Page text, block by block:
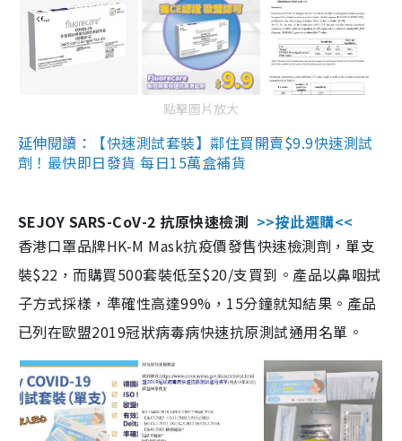
點擊圖片放大
延伸閱讀：【快速測試套裝】鄰住買開賣$9.9快速測試
劑！最快即日發貨 每日15萬盒補貨
SEJOY SARS-CoV-2 抗原快速檢測 >>按此選購<<
香港口罩品牌HK-M Mask抗疫價發售快速檢測劑，單支
裝$22，而購買500套裝低至$20/支買到。產品以鼻咽拭
子方式採樣，準確性高達99%，15分鐘就知結果。產品
已列在歐盟2019冠狀病毒病快速抗原測試通用名單。